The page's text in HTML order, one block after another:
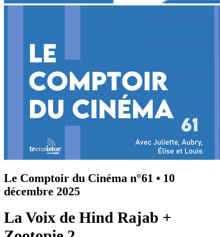
Le Comptoir du Cinéma n°61 • 10
décembre 2025
La Voix de Hind Rajab +